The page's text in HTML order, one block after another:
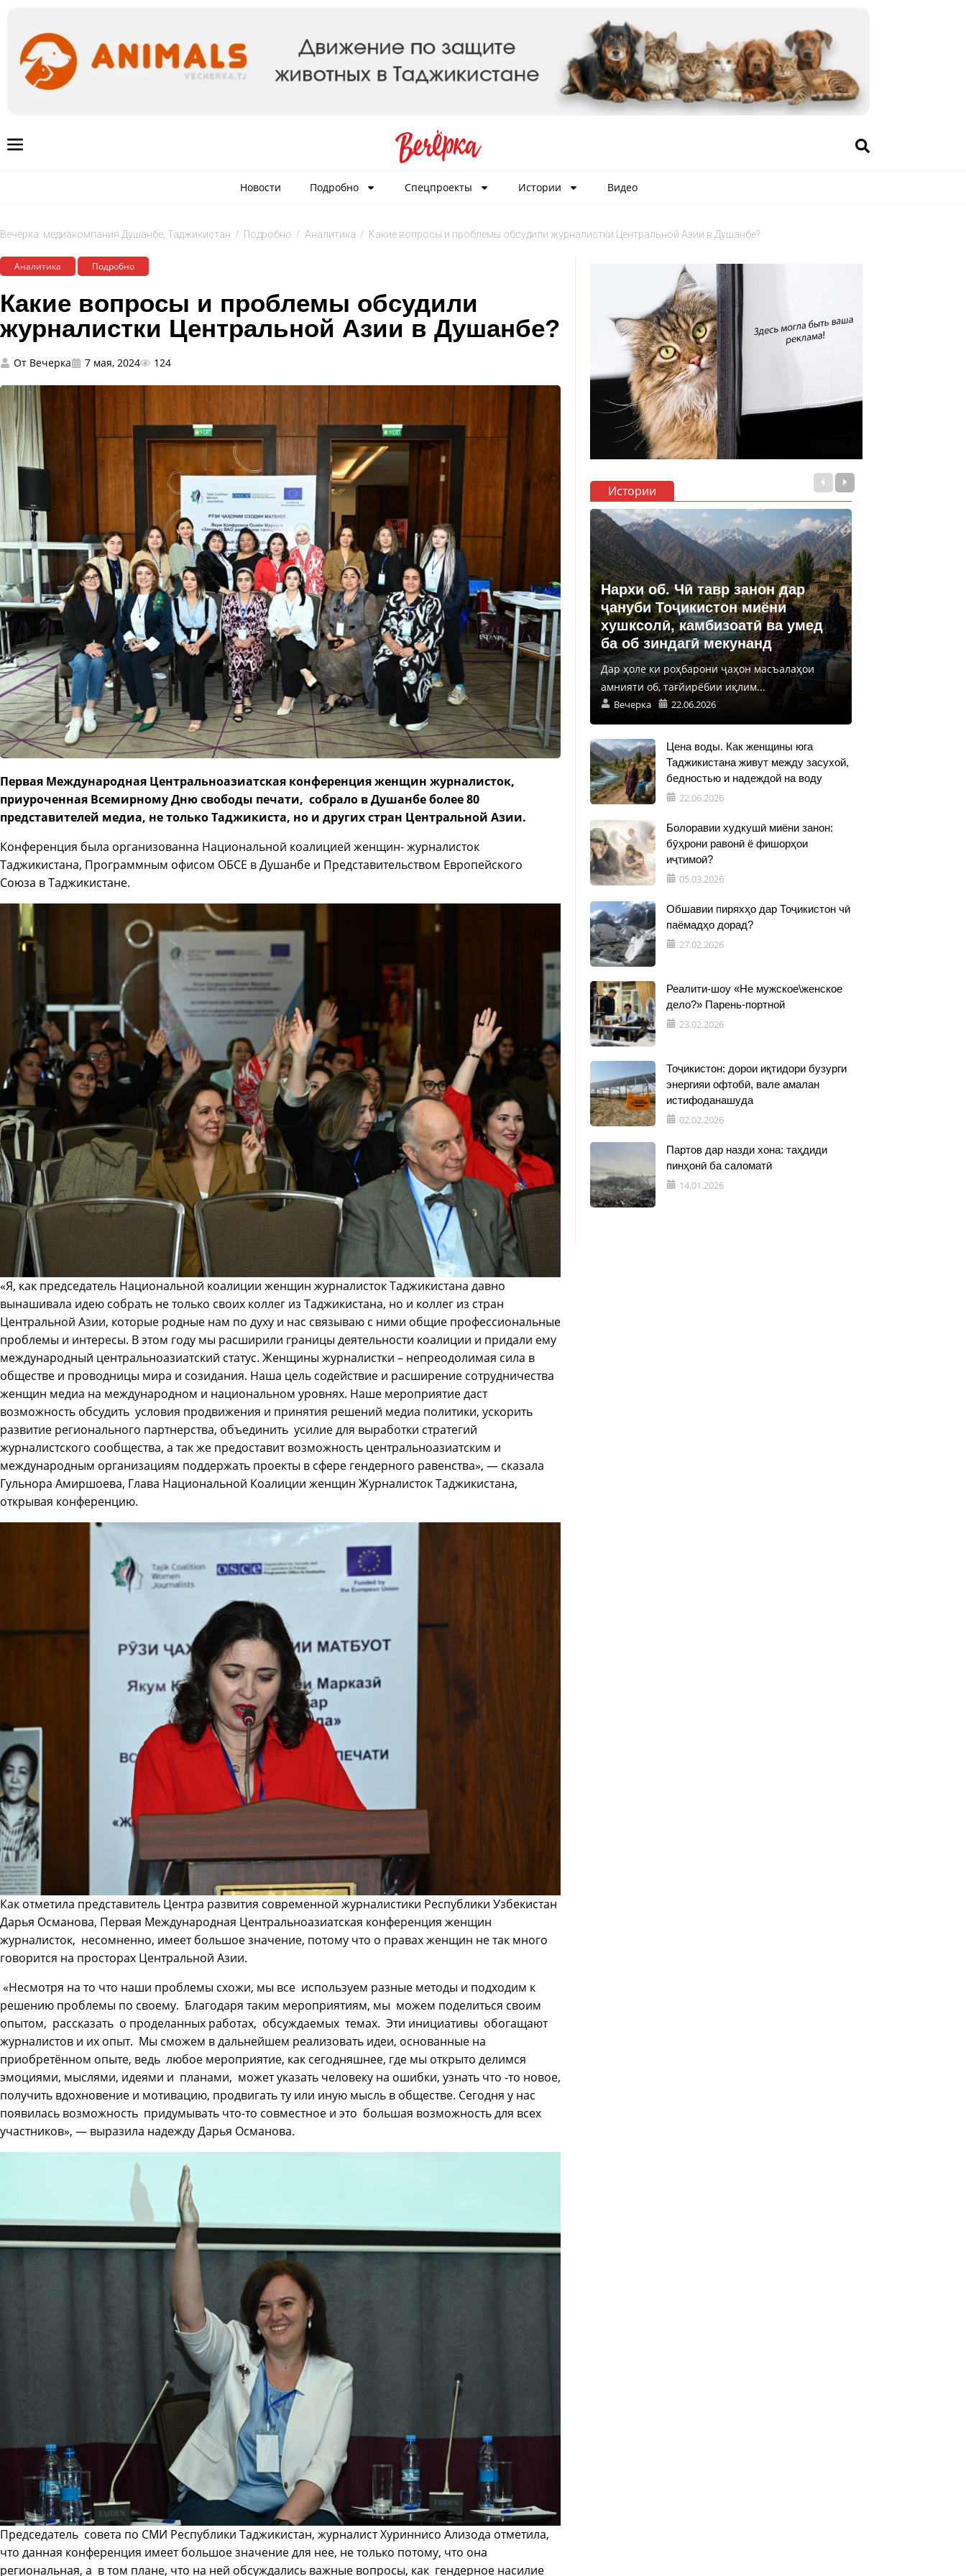
Новости Подробно Спецпроекты Истории Видео
Вечёрка: медиакомпания Душанбе, Таджикистан / Подробно / Аналитика / Какие вопросы и проблемы обсудили журналистки Центральной Азии в Душанбе?
Аналитика Подробно
Какие вопросы и проблемы обсудили
журналистки Центральной Азии в Душанбе?
От Вечерка 7 мая, 2024 124
Первая Международная Центральноазиатская конференция женщин журналисток,
приуроченная Всемирному Дню свободы печати, собрало в Душанбе более 80
представителей медиа, не только Таджикиста, но и других стран Центральной Азии.
Конференция была организованна Национальной коалицией женщин- журналисток
Таджикистана, Программным офисом ОБСЕ в Душанбе и Представительством Европейского
Союза в Таджикистане.
«Я, как председатель Национальной коалиции женщин журналисток Таджикистана давно
вынашивала идею собрать не только своих коллег из Таджикистана, но и коллег из стран
Центральной Азии, которые родные нам по духу и нас связываю с ними общие профессиональные
проблемы и интересы. В этом году мы расширили границы деятельности коалиции и придали ему
международный центральноазиатский статус. Женщины журналистки – непреодолимая сила в
обществе и проводницы мира и созидания. Наша цель содействие и расширение сотрудничества
женщин медиа на международном и национальном уровнях. Наше мероприятие даст
возможность обсудить условия продвижения и принятия решений медиа политики, ускорить
развитие регионального партнерства, объединить усилие для выработки стратегий
журналистского сообщества, а так же предоставит возможность центральноазиатским и
международным организациям поддержать проекты в сфере гендерного равенства», — сказала
Гульнора Амиршоева, Глава Национальной Коалиции женщин Журналисток Таджикистана,
открывая конференцию.
Как отметила представитель Центра развития современной журналистики Республики Узбекистан
Дарья Османова, Первая Международная Центральноазиатская конференция женщин
журналисток, несомненно, имеет большое значение, потому что о правах женщин не так много
говорится на просторах Центральной Азии.
«Несмотря на то что наши проблемы схожи, мы все используем разные методы и подходим к
решению проблемы по своему. Благодаря таким мероприятиям, мы можем поделиться своим
опытом, рассказать о проделанных работах, обсуждаемых темах. Эти инициативы обогащают
журналистов и их опыт. Мы сможем в дальнейшем реализовать идеи, основанные на
приобретённом опыте, ведь любое мероприятие, как сегодняшнее, где мы открыто делимся
эмоциями, мыслями, идеями и планами, может указать человеку на ошибки, узнать что -то новое,
получить вдохновение и мотивацию, продвигать ту или иную мысль в обществе. Сегодня у нас
появилась возможность придумывать что-то совместное и это большая возможность для всех
участников», — выразила надежду Дарья Османова.
Председатель совета по СМИ Республики Таджикистан, журналист Хуриннисо Ализода отметила,
что данная конференция имеет большое значение для нее, не только потому, что она
региональная, а в том плане, что на ней обсуждались важные вопросы, как гендерное насилие
Истории
Нархи об. Чӣ тавр занон дар
ҷануби Тоҷикистон миёни
хушксолӣ, камбизоатӣ ва умед
ба об зиндагӣ мекунанд
Дар ҳоле ки роҳбарони ҷаҳон масъалаҳои
амнияти об, тағйирёбии иқлим...
Вечерка 22.06.2026
Цена воды. Как женщины юга
Таджикистана живут между засухой,
бедностью и надеждой на воду
22.06.2026
Болоравии худкушӣ миёни занон:
бӯҳрони равонӣ ё фишорҳои
иҷтимоӣ?
05.03.2026
Обшавии пиряхҳо дар Тоҷикистон чӣ
паёмадҳо дорад?
27.02.2026
Реалити-шоу «Не мужское\женское
дело?» Парень-портной
23.02.2026
Тоҷикистон: дорои иқтидори бузурги
энергияи офтобӣ, вале амалан
истифоданашуда
02.02.2026
Партов дар назди хона: таҳдиди
пинҳонӣ ба саломатӣ
14.01.2026